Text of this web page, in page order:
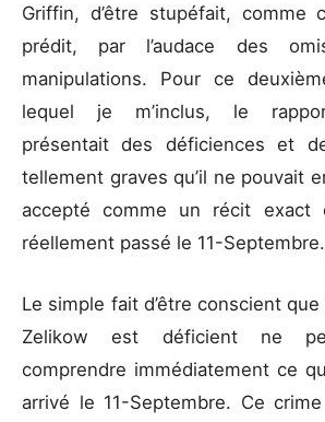
Griffin, d’être stupéfait, comme
prédit, par l’audace des
manipulations. Pour ce
lequel je m’inclus, le
présentait des déficiences et
tellement graves qu’il ne pouvait
accepté comme un récit exact
réellement passé le 11-Septembre.
Le simple fait d’être conscient
Zelikow est déficient ne
comprendre immédiatement ce
arrivé le 11-Septembre. Ce